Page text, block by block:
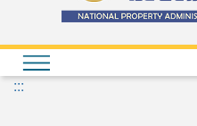
:::